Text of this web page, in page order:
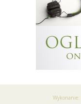
Wykonanie: